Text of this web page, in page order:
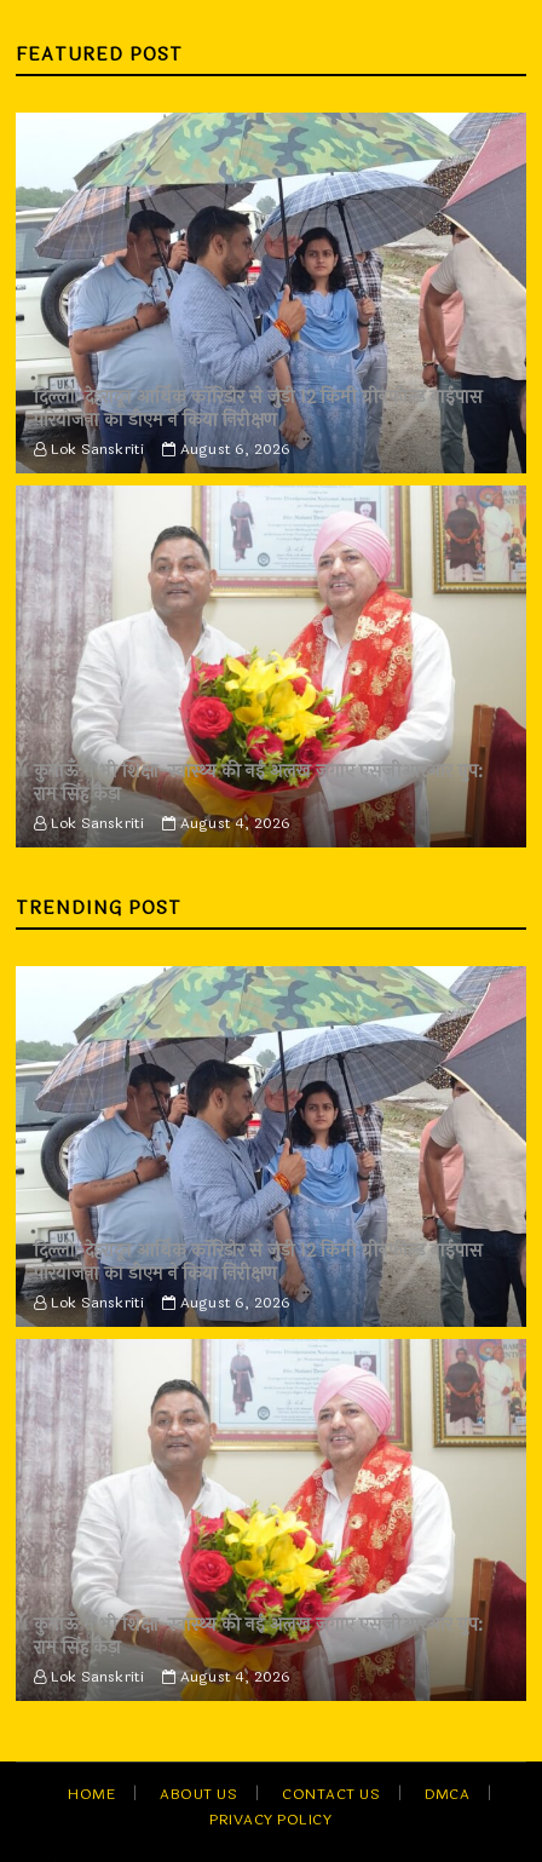
FEATURED POST
दिल्ली-देहरादून आर्थिक कॉरिडोर से जुड़ी 12 किमी ग्रीनफील्ड बाईपास
परियोजना का डीएम ने किया निरीक्षण
Lok Sanskriti August 6, 2026
कुमाऊँ में भी शिक्षा-स्वास्थ्य की नई अलख जगाए एसजीआरआर ग्रुप:
राम सिंह कैड़ा
Lok Sanskriti August 4, 2026
TRENDING POST
दिल्ली-देहरादून आर्थिक कॉरिडोर से जुड़ी 12 किमी ग्रीनफील्ड बाईपास
परियोजना का डीएम ने किया निरीक्षण
Lok Sanskriti August 6, 2026
कुमाऊँ में भी शिक्षा-स्वास्थ्य की नई अलख जगाए एसजीआरआर ग्रुप:
राम सिंह कैड़ा
Lok Sanskriti August 4, 2026
HOME ABOUT US CONTACT US
DMCA
PRIVACY POLICY